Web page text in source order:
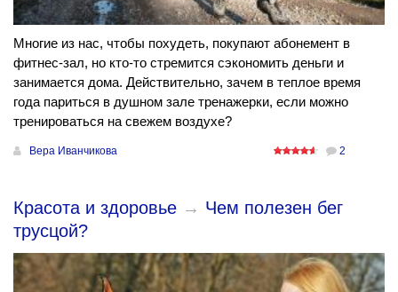
Многие из нас, чтобы похудеть, покупают абонемент в
фитнес-зал, но кто-то стремится сэкономить деньги и
занимается дома. Действительно, зачем в теплое время
года париться в душном зале тренажерки, если можно
тренироваться на свежем воздухе?
Вера Иванчикова 2
Красота и здоровье → Чем полезен бег
трусцой?